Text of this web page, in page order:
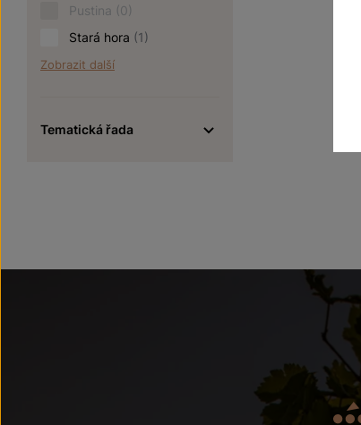
Pustina (0)
Stará hora (1)
Zobrazit další
Tematická řada